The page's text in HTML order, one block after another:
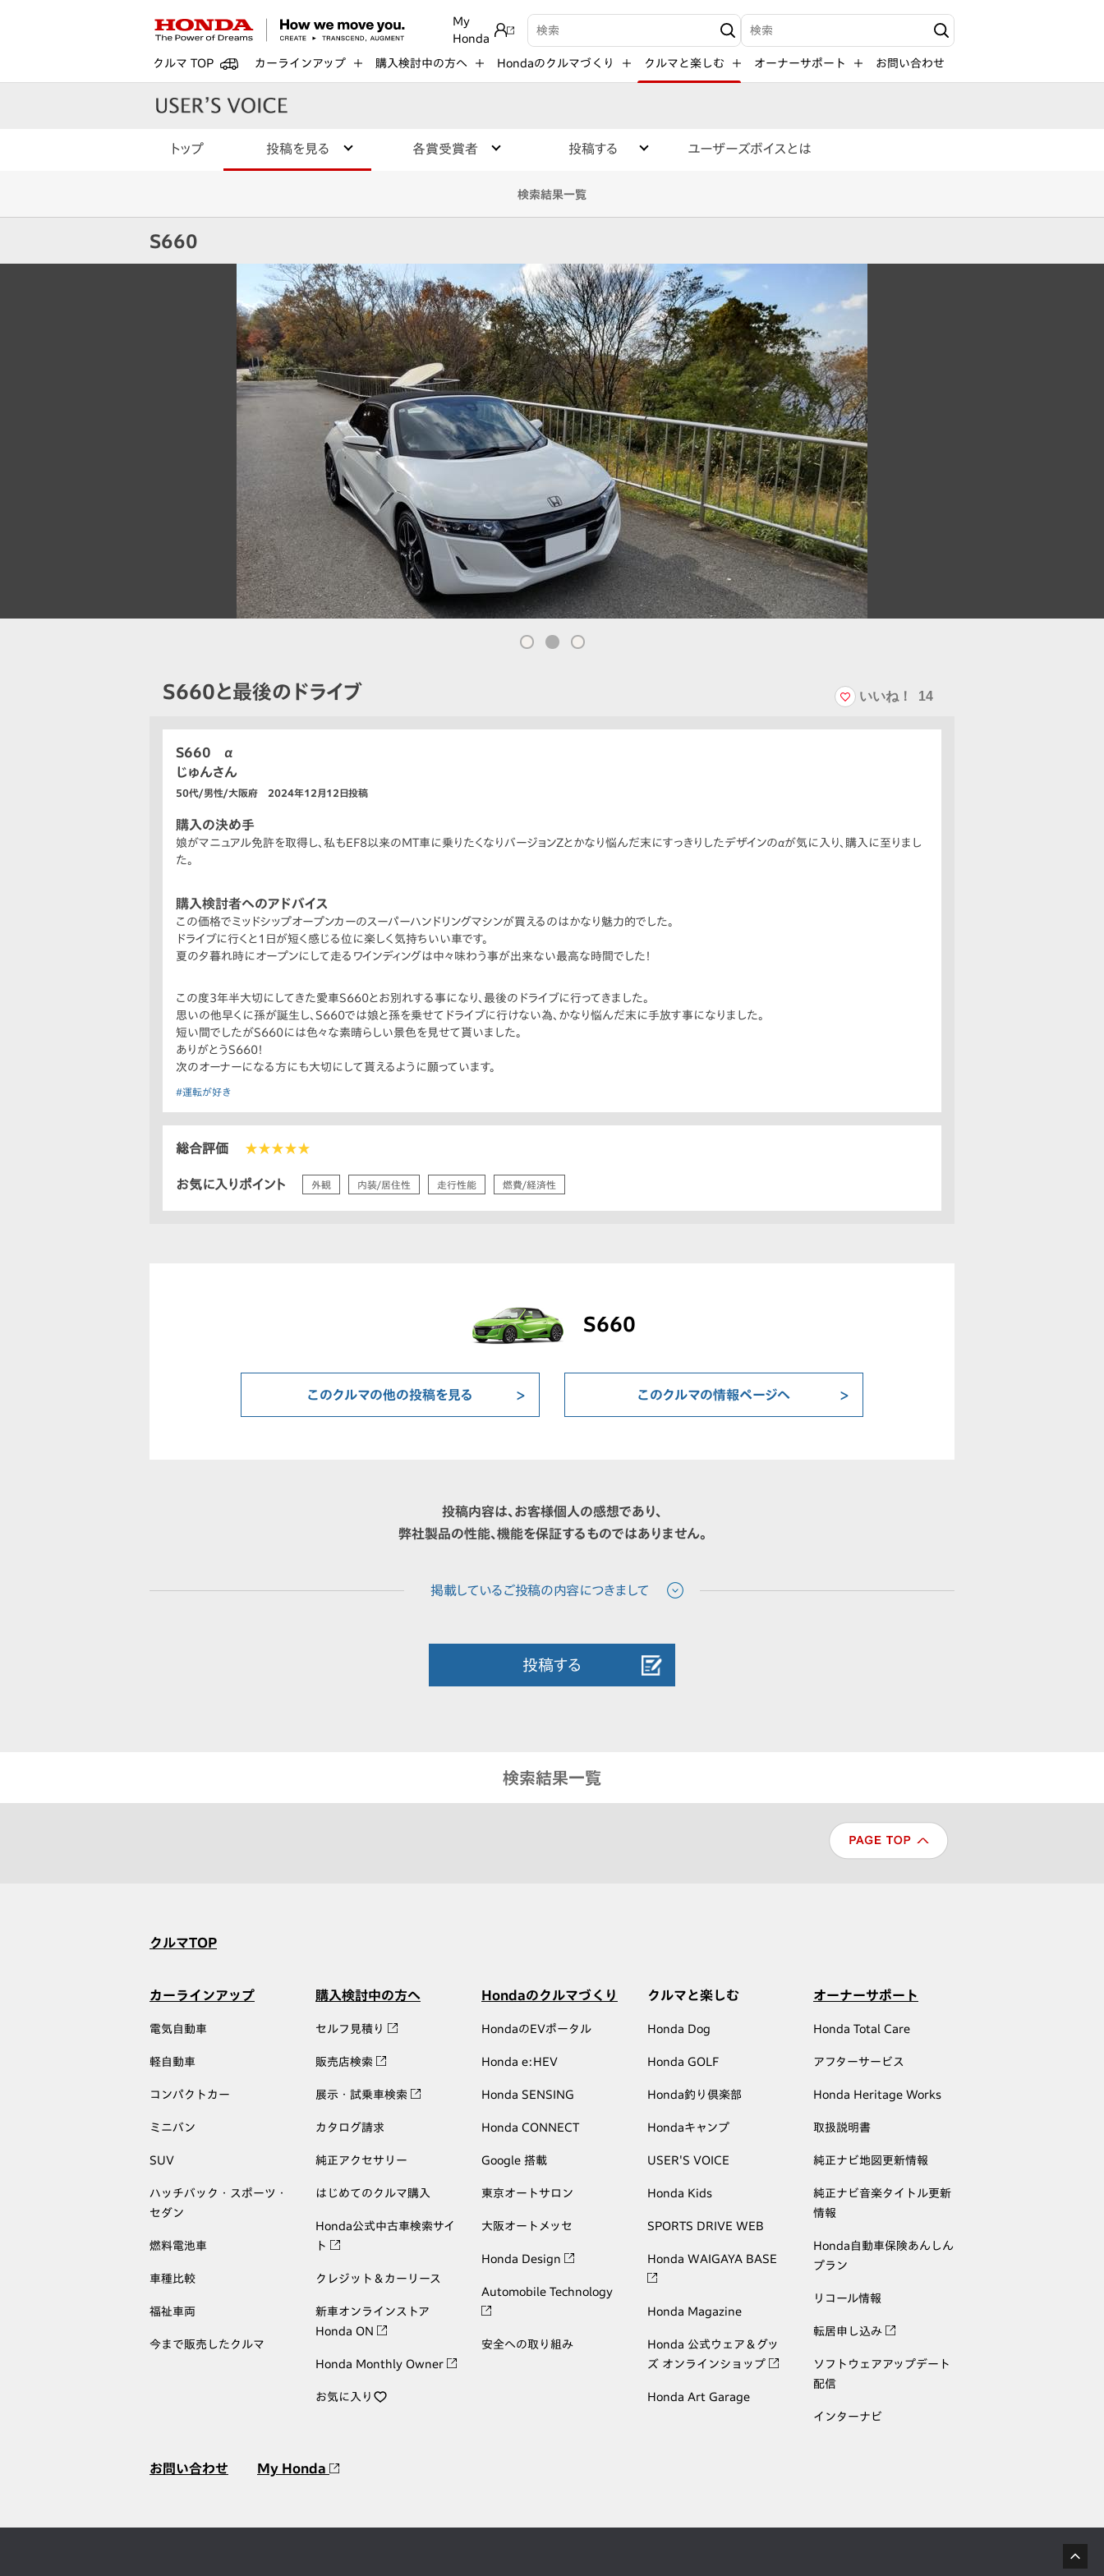
My
Honda
検索キーワード入力 検索キーワード入力
クルマ TOP カーラインアップ 購入検討中の方へ Hondaのクルマづくり クルマと楽しむ オーナーサポート お問い合わせ
トップ 投稿を見る 各賞受賞者 投稿する ユーザーズボイスとは
検索結果一覧
S660
S660と最後のドライブ いいね！ 14
S660 α
じゅんさん
50代/男性/大阪府 2024年12月12日投稿
購入の決め手
娘がマニュアル免許を取得し、私もEF8以来のMT車に乗りたくなりバージョンZとかなり悩んだ末にすっきりしたデザインのαが気に入り、購入に至りまし
た。
購入検討者へのアドバイス
この価格でミッドシップオープンカーのスーパーハンドリングマシンが買えるのはかなり魅力的でした。
ドライブに行くと1日が短く感じる位に楽しく気持ちいい車です。
夏の夕暮れ時にオープンにして走るワインディングは中々味わう事が出来ない最高な時間でした！
この度3年半大切にしてきた愛車S660とお別れする事になり、最後のドライブに行ってきました。
思いの他早くに孫が誕生し、S660では娘と孫を乗せてドライブに行けない為、かなり悩んだ末に手放す事になりました。
短い間でしたがS660には色々な素晴らしい景色を見せて貰いました。
ありがとうS660！
次のオーナーになる方にも大切にして貰えるように願っています。
#運転が好き
総合評価 ★★★★★
お気に入りポイント 外観 内装/居住性 走行性能 燃費/経済性
S660
このクルマの他の投稿を見る このクルマの情報ページへ
投稿内容は、お客様個人の感想であり、
弊社製品の性能、機能を保証するものではありません。
投稿する
検索結果一覧
クルマTOP
カーラインアップ
電気自動車
軽自動車
コンパクトカー
ミニバン
SUV
ハッチバック・スポーツ・
セダン
燃料電池車
車種比較
福祉車両
今まで販売したクルマ
購入検討中の方へ
セルフ見積り
販売店検索
展示・試乗車検索
カタログ請求
純正アクセサリー
はじめてのクルマ購入
Honda公式中古車検索サイ
ト
クレジット＆カーリース
新車オンラインストア
Honda ON
Honda Monthly Owner
お気に入り
Hondaのクルマづくり
HondaのEVポータル
Honda e:HEV
Honda SENSING
Honda CONNECT
Google 搭載
東京オートサロン
大阪オートメッセ
Honda Design
Automobile Technology
安全への取り組み
クルマと楽しむ
Honda Dog
Honda GOLF
Honda釣り倶楽部
Hondaキャンプ
USER'S VOICE
Honda Kids
SPORTS DRIVE WEB
Honda WAIGAYA BASE
Honda Magazine
Honda 公式ウェア＆グッ
ズ オンラインショップ
Honda Art Garage
オーナーサポート
Honda Total Care
アフターサービス
Honda Heritage Works
取扱説明書
純正ナビ地図更新情報
純正ナビ音楽タイトル更新
情報
Honda自動車保険あんしん
プラン
リコール情報
転居申し込み
ソフトウェアアップデート
配信
インターナビ
お問い合わせ My Honda